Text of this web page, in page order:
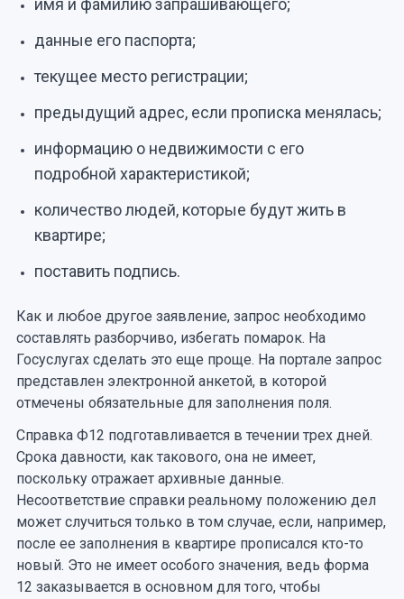
имя и фамилию запрашивающего;
данные его паспорта;
текущее место регистрации;
предыдущий адрес, если прописка менялась;
информацию о недвижимости с его
подробной характеристикой;
количество людей, которые будут жить в
квартире;
поставить подпись.
Как и любое другое заявление, запрос необходимо
составлять разборчиво, избегать помарок. На
Госуслугах сделать это еще проще. На портале запрос
представлен электронной анкетой, в которой
отмечены обязательные для заполнения поля.
Справка Ф12 подготавливается в течении трех дней.
Срока давности, как такового, она не имеет,
поскольку отражает архивные данные.
Несоответствие справки реальному положению дел
может случиться только в том случае, если, например,
после ее заполнения в квартире прописался кто-то
новый. Это не имеет особого значения, ведь форма
12 заказывается в основном для того, чтобы